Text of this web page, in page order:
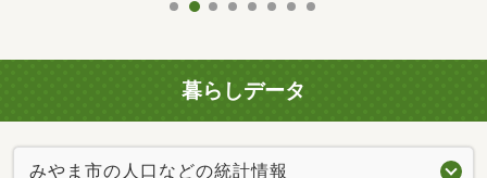
暮らしデータ
みやま市の人口などの統計情報